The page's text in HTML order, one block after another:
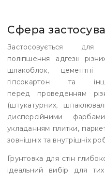
Сфера
Застосовується для
поліпшення адгезії
шлакоблок,
гіпсокартон та
перед проведенням
(штукатурних,
дисперсійними
укладанням плитки,
зовнішніх та внутрішніх
Грунтовка для стін
ідеальний вибір для